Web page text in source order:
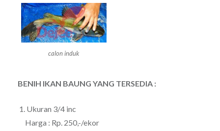
calon induk
BENIH IKAN BAUNG YANG TERSEDIA:
1. Ukuran 3/4 inc
Harga : Rp. 250,-/ekor